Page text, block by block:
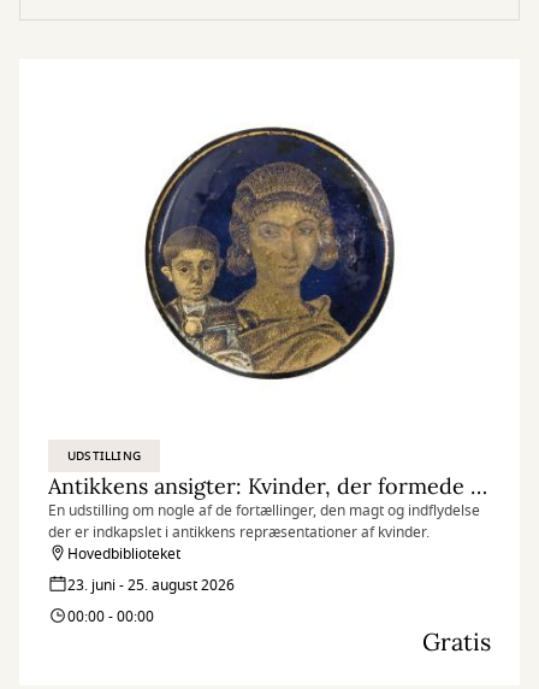
UDSTILLING
Antikkens ansigter: Kvinder, der formede deres verden
En udstilling om nogle af de fortællinger, den magt og indflydelse
der er indkapslet i antikkens repræsentationer af kvinder.
Hovedbiblioteket
23. juni - 25. august 2026
00:00 - 00:00
Gratis